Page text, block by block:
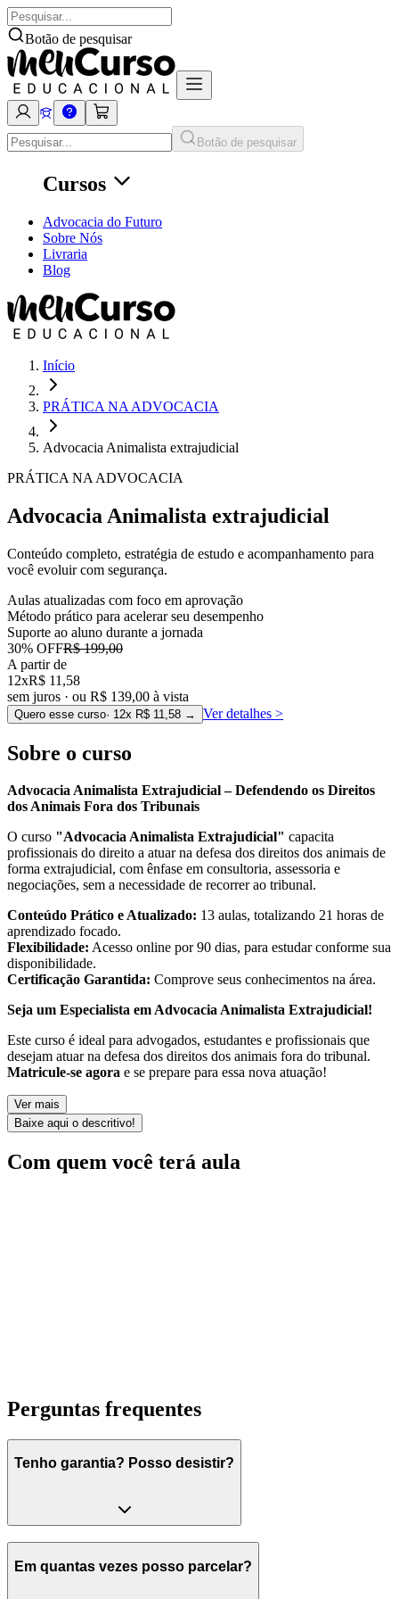
Botão de pesquisar
Botão de pesquisar
Cursos
Advocacia do Futuro
Sobre Nós
Livraria
Blog
Início
PRÁTICA NA ADVOCACIA
Advocacia Animalista extrajudicial
PRÁTICA NA ADVOCACIA
Advocacia Animalista extrajudicial
Conteúdo completo, estratégia de estudo e acompanhamento para
você evoluir com segurança.
Aulas atualizadas com foco em aprovação
Método prático para acelerar seu desempenho
Suporte ao aluno durante a jornada
30% OFFR$ 199,00
A partir de
12xR$ 11,58
sem juros · ou R$ 139,00 à vista
Quero esse curso· 12x R$ 11,58 → Ver detalhes >
Sobre o curso
Advocacia Animalista Extrajudicial – Defendendo os Direitos
dos Animais Fora dos Tribunais
O curso "Advocacia Animalista Extrajudicial" capacita
profissionais do direito a atuar na defesa dos direitos dos animais de
forma extrajudicial, com ênfase em consultoria, assessoria e
negociações, sem a necessidade de recorrer ao tribunal.
Conteúdo Prático e Atualizado: 13 aulas, totalizando 21 horas de
aprendizado focado.
Flexibilidade: Acesso online por 90 dias, para estudar conforme sua
disponibilidade.
Certificação Garantida: Comprove seus conhecimentos na área.
Seja um Especialista em Advocacia Animalista Extrajudicial!
Este curso é ideal para advogados, estudantes e profissionais que
desejam atuar na defesa dos direitos dos animais fora do tribunal.
Matricule-se agora e se prepare para essa nova atuação!
Ver mais
Baixe aqui o descritivo!
Com quem você terá aula
Perguntas frequentes
Tenho garantia? Posso desistir?
Em quantas vezes posso parcelar?